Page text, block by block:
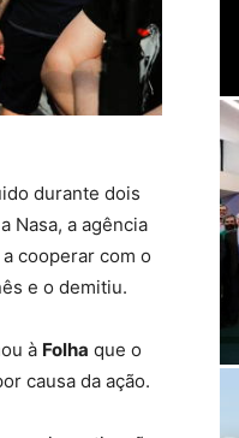
durante dois
Nasa, a agência
cooperar com o
e o demitiu.
à Folha que o
causa da ação.